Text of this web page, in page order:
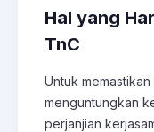
Hal yang
TnC
Untuk
menguntungkan
perjanjian